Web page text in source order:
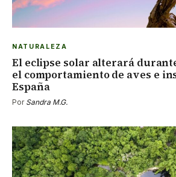
NATURALEZA
El eclipse solar alterará
el comportamiento de aves e
España
Por Sandra M.G.